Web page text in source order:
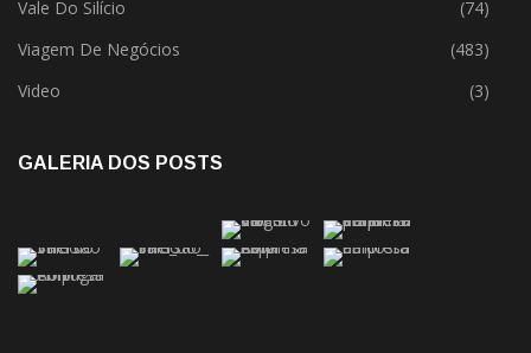
(483)
Video
(3)